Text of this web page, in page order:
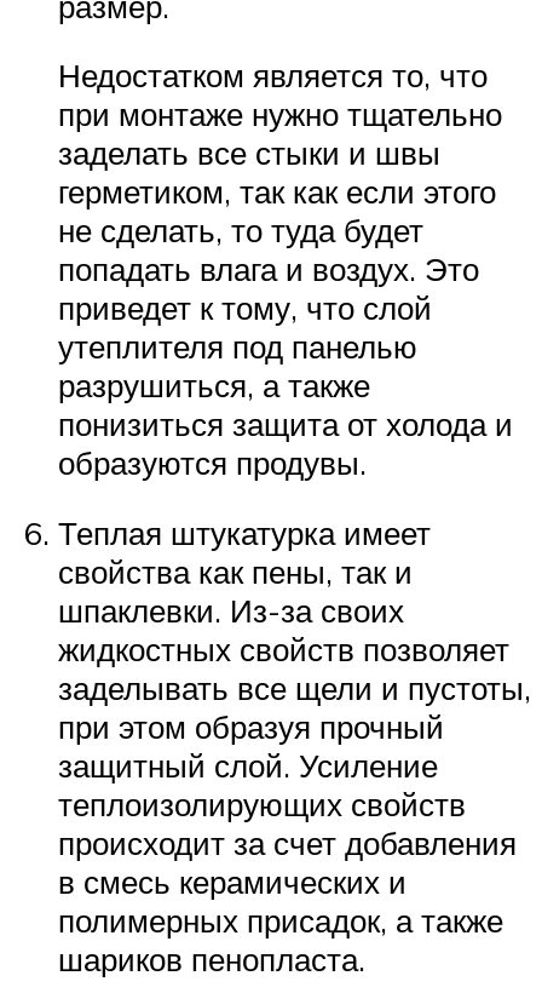
Недостатком является то, что
при монтаже нужно тщательно
заделать все стыки и швы
герметиком, так как если этого
не сделать, то туда будет
попадать влага и воздух. Это
приведет к тому, что слой
утеплителя под панелью
разрушиться, а также
понизиться защита от холода и
образуются продувы.
Теплая штукатурка имеет
свойства как пены, так и
шпаклевки. Из-за своих
жидкостных свойств позволяет
заделывать все щели и пустоты,
при этом образуя прочный
защитный слой. Усиление
теплоизолирующих свойств
происходит за счет добавления
в смесь керамических и
полимерных присадок, а также
шариков пенопласта.